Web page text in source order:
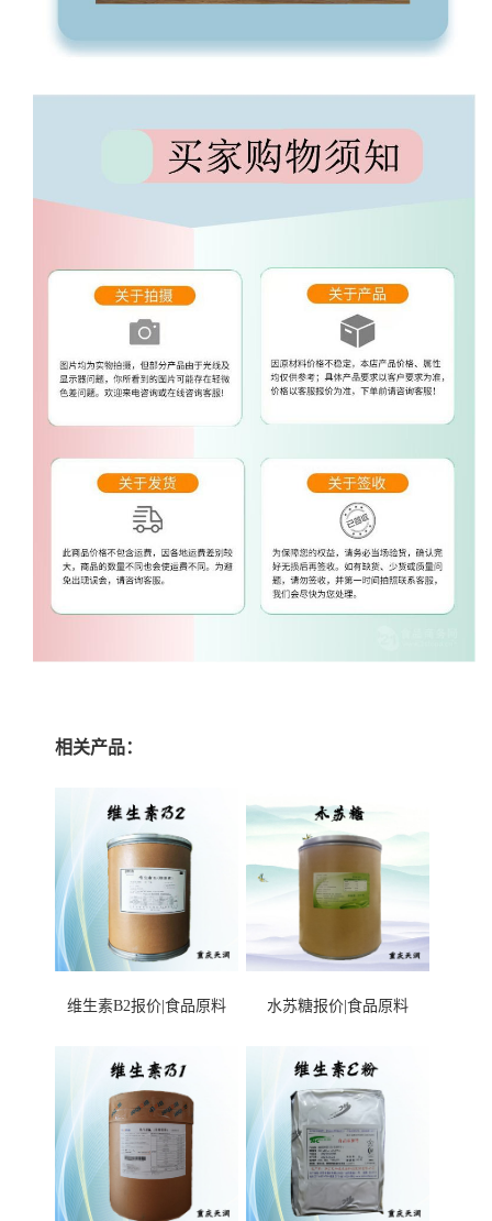
相关产品：
维生素B2报价|食品原料 水苏糖报价|食品原料